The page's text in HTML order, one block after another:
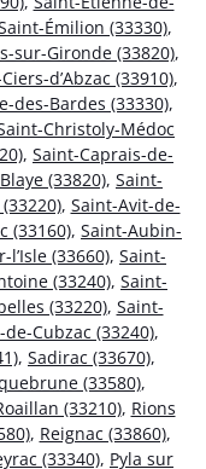
Émilion (33330),
sur-Gironde (33820),
d’Abzac (33910),
des-Bardes (33330),
Christoly-Médoc
, Saint-Caprais-de-
(33820), Saint-
, Saint-Avit-de-
(33160), Saint-Aubin-
(33660), Saint-
(33240), Saint-
(33220), Saint-
Cubzac (33240),
, Sadirac (33670),
(33580),
(33210), Rions
, Reignac (33860),
(33340), Pyla sur